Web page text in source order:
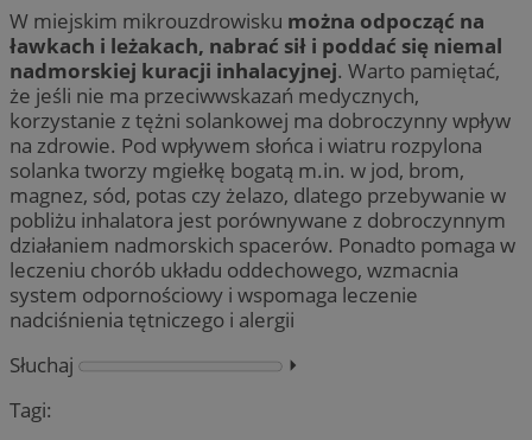
W miejskim mikrouzdrowisku można odpocząć na
ławkach i leżakach, nabrać sił i poddać się niemal
nadmorskiej kuracji inhalacyjnej. Warto pamiętać,
że jeśli nie ma przeciwwskazań medycznych,
korzystanie z tężni solankowej ma dobroczynny wpływ
na zdrowie. Pod wpływem słońca i wiatru rozpylona
solanka tworzy mgiełkę bogatą m.in. w jod, brom,
magnez, sód, potas czy żelazo, dlatego przebywanie w
pobliżu inhalatora jest porównywane z dobroczynnym
działaniem nadmorskich spacerów. Ponadto pomaga w
leczeniu chorób układu oddechowego, wzmacnia
system odpornościowy i wspomaga leczenie
nadciśnienia tętniczego i alergii
Słuchaj
⏵︎
Tagi: